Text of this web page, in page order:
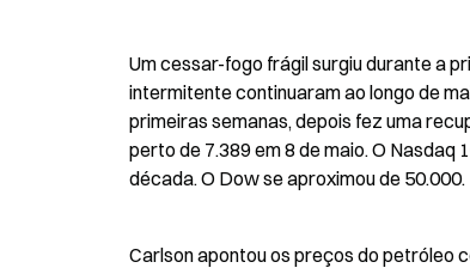
Um cessar-fogo frágil surgiu durante a
intermitente continuaram ao longo de
primeiras semanas, depois fez uma
perto de 7.389 em 8 de maio. O Nasdaq
década. O Dow se aproximou de 50.000.
Carlson apontou os preços do petróleo